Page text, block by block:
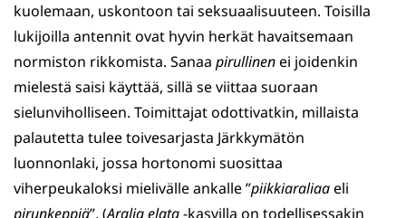
kuolemaan, uskontoon tai seksuaalisuuteen. Toisilla
lukijoilla antennit ovat hyvin herkät havaitsemaan
normiston rikkomista. Sanaa pirullinenei joidenkin
mielestä saisi käyttää, sillä se viittaa suoraan
sielunviholliseen. Toimittajat odottivatkin, millaista
palautetta tulee toivesarjasta Järkkymätön
luonnonlaki, jossa hortonomi suosittaa
viherpeukaloksi mielivälle ankalle ”piikkiaraliaaeli
pirunkeppiä”. (Aralia elata-kasvilla on todellisessakin